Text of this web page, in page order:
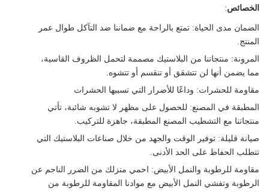
الخصائص:
الضمان مدى الحياة: تمتع بالراحة مع ضماننا ضد التآكل طوال عمر
المنتج.
المرونة: منتجاتنا من البلاستيك مصممة لتحمل الظروف القاسية،
مما يضمن أنها لن تتشقق أو تنقسم أو تتشوه.
مقاومة للحشرات: وداعًا للأضرار التي تسببها الحشرات
المطبقة في المصنع: للحصول على مظهر لا تشوبه شائبة، تأتي
منتجاتنا مع التشطيب المصنع المطبقة، جاهزة للتركيب.
صيانة قليلة: توفير الوقت والجهد من خلال صناعات البلاستيك التي
تتطلب الحفاظ على الحد الأدنى.
مقاومة للرطوبة والنمل الأبيض : احمي منزلك من الضرر الناجم عن
الرطوبة وتفشي النمل الأبيض مع موادنا المقاومة للرطوبة من